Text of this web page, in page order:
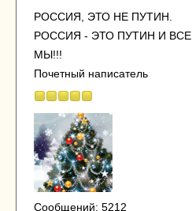
РОССИЯ, ЭТО НЕ ПУТИН.
РОССИЯ - ЭТО ПУТИН И ВСЕ
МЫ!!!
Почетный написатель
Сообщений: 5212